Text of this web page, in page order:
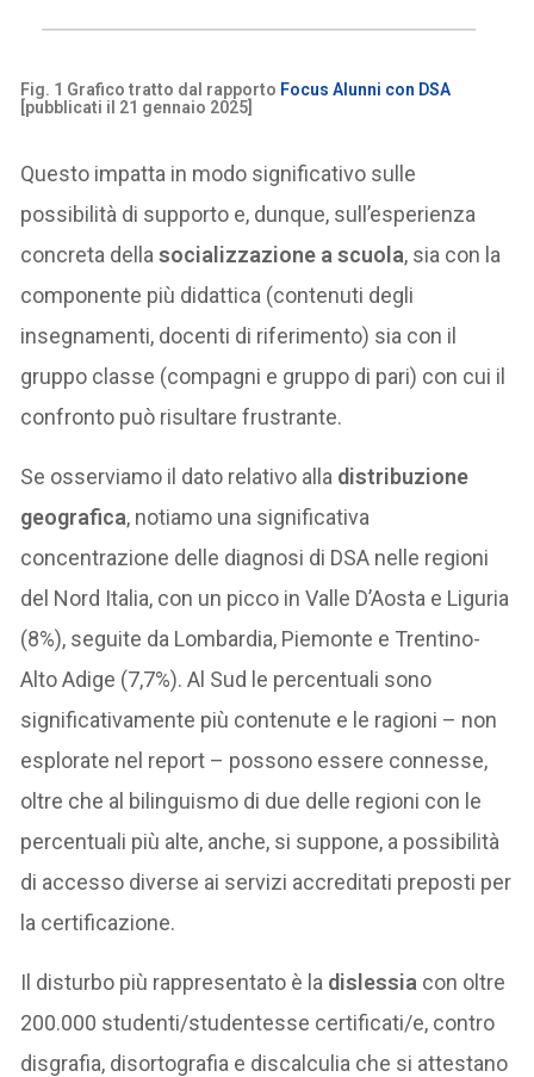
Fig. 1 Grafico tratto dal rapporto Focus Alunni con DSA
[pubblicati il 21 gennaio 2025]
Questo impatta in modo significativo sulle
possibilità di supporto e, dunque, sull’esperienza
concreta dellasocializzazione a scuola, sia con la
componente più didattica (contenuti degli
insegnamenti, docenti di riferimento) sia con il
gruppo classe (compagni e gruppo di pari) con cui il
confronto può risultare frustrante.
Se osserviamo il dato relativo alla distribuzione
geografica, notiamo una significativa
concentrazione delle diagnosi di DSA nelle regioni
del Nord Italia, con un picco in Valle D’Aosta e Liguria
(8%), seguite da Lombardia, Piemonte e Trentino-
Alto Adige (7,7%). Al Sud le percentuali sono
significativamente più contenute e le ragioni – non
esplorate nel report – possono essere connesse,
oltre che al bilinguismo di due delle regioni con le
percentuali più alte, anche, si suppone, a possibilità
di accesso diverse ai servizi accreditati preposti per
la certificazione.
Il disturbo più rappresentato è la dislessia con oltre
200.000 studenti/studentesse certificati/e, contro
disgrafia, disortografia e discalculia che si attestano